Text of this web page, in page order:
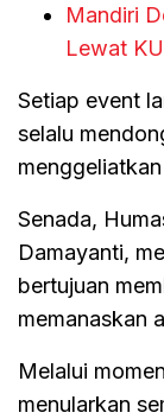
Mandiri
Lewat
Setiap event
selalu
Senada,
Damayanti,
bertujuan
memanaskan
Melalui
menularkan